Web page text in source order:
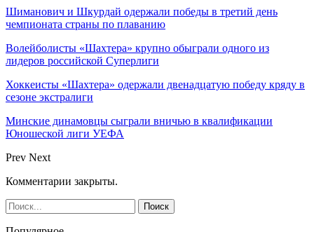
Шиманович и Шкурдай одержали победы в третий день
чемпионата страны по плаванию
Волейболисты «Шахтера» крупно обыграли одного из
лидеров российской Суперлиги
Хоккеисты «Шахтера» одержали двенадцатую победу кряду в
сезоне экстралиги
Минские динамовцы сыграли вничью в квалификации
Юношеской лиги УЕФА
Prev Next
Комментарии закрыты.